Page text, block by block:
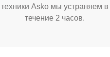
техники Asko мы устраняем в
течение 2 часов.